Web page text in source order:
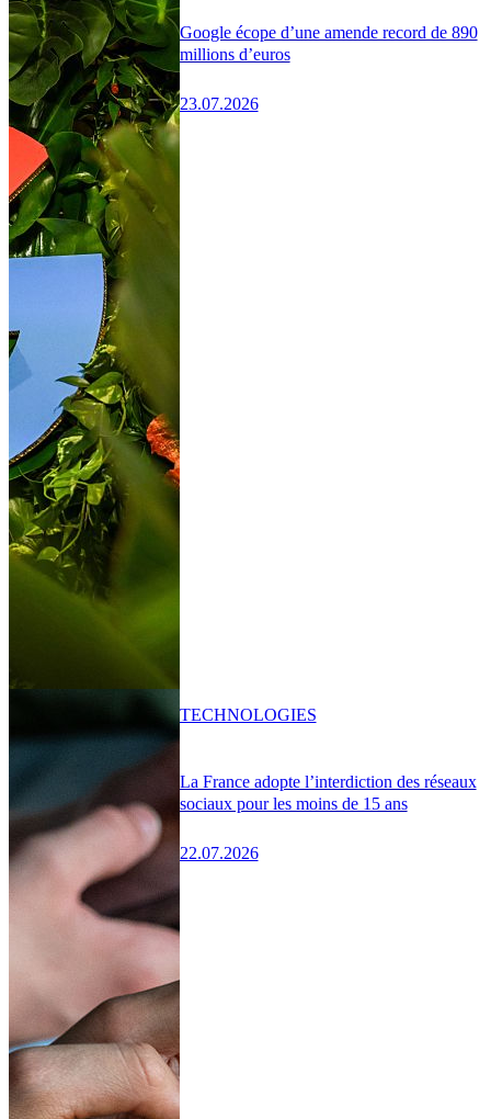
Google écope d’une amende record de 890
millions d’euros
23.07.2026
La France adopte l’interdiction des réseaux
sociaux pour les moins de 15 ans
22.07.2026
TECHNOLOGIES